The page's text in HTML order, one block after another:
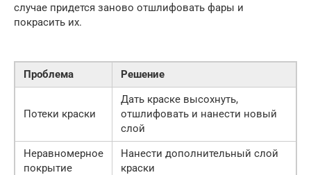
случае придется заново отшлифовать фары и
покрасить их.
Проблема Решение
Потеки краски
Дать краске высохнуть,
отшлифовать и нанести новый
слой
Неравномерное
покрытие
Нанести дополнительный слой
краски